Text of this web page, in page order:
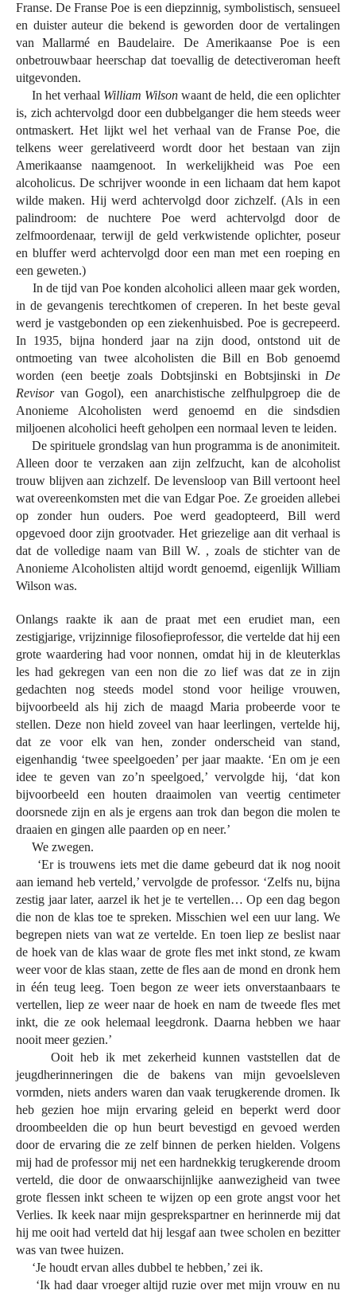
Franse. De Franse Poe is een diepzinnig, symbolistisch, sensueel
en duister auteur die bekend is geworden door de vertalingen
van Mallarmé en Baudelaire. De Amerikaanse Poe is een
onbetrouwbaar heerschap dat toevallig de detectiveroman heeft
uitgevonden.
In het verhaal William Wilson waant de held, die een oplichter
is, zich achtervolgd door een dubbelganger die hem steeds weer
ontmaskert. Het lijkt wel het verhaal van de Franse Poe, die
telkens weer gerelativeerd wordt door het bestaan van zijn
Amerikaanse naamgenoot. In werkelijkheid was Poe een
alcoholicus. De schrijver woonde in een lichaam dat hem kapot
wilde maken. Hij werd achtervolgd door zichzelf. (Als in een
palindroom: de nuchtere Poe werd achtervolgd door de
zelfmoordenaar, terwijl de geld verkwistende oplichter, poseur
en bluffer werd achtervolgd door een man met een roeping en
een geweten.)
In de tijd van Poe konden alcoholici alleen maar gek worden,
in de gevangenis terechtkomen of creperen. In het beste geval
werd je vastgebonden op een ziekenhuisbed. Poe is gecrepeerd.
In 1935, bijna honderd jaar na zijn dood, ontstond uit de
ontmoeting van twee alcoholisten die Bill en Bob genoemd
worden (een beetje zoals Dobtsjinski en Bobtsjinski in De
Revisorvan Gogol), een anarchistische zelfhulpgroep die de
Anonieme Alcoholisten werd genoemd en die sindsdien
miljoenen alcoholici heeft geholpen een normaal leven te leiden.
De spirituele grondslag van hun programma is de anonimiteit.
Alleen door te verzaken aan zijn zelfzucht, kan de alcoholist
trouw blijven aan zichzelf. De levensloop van Bill vertoont heel
wat overeenkomsten met die van Edgar Poe. Ze groeiden allebei
op zonder hun ouders. Poe werd geadopteerd, Bill werd
opgevoed door zijn grootvader. Het griezelige aan dit verhaal is
dat de volledige naam van Bill W. , zoals de stichter van de
Anonieme Alcoholisten altijd wordt genoemd, eigenlijk William
Wilson was.
Onlangs raakte ik aan de praat met een erudiet man, een
zestigjarige, vrijzinnige filosofieprofessor, die vertelde dat hij een
grote waardering had voor nonnen, omdat hij in de kleuterklas
les had gekregen van een non die zo lief was dat ze in zijn
gedachten nog steeds model stond voor heilige vrouwen,
bijvoorbeeld als hij zich de maagd Maria probeerde voor te
stellen. Deze non hield zoveel van haar leerlingen, vertelde hij,
dat ze voor elk van hen, zonder onderscheid van stand,
eigenhandig ‘twee speelgoeden’ per jaar maakte. ‘En om je een
idee te geven van zo’n speelgoed,’ vervolgde hij, ‘dat kon
bijvoorbeeld een houten draaimolen van veertig centimeter
doorsnede zijn en als je ergens aan trok dan begon die molen te
draaien en gingen alle paarden op en neer.’
We zwegen.
‘Er is trouwens iets met die dame gebeurd dat ik nog nooit
aan iemand heb verteld,’ vervolgde de professor. ‘Zelfs nu, bijna
zestig jaar later, aarzel ik het je te vertellen… Op een dag begon
die non de klas toe te spreken. Misschien wel een uur lang. We
begrepen niets van wat ze vertelde. En toen liep ze beslist naar
de hoek van de klas waar de grote fles met inkt stond, ze kwam
weer voor de klas staan, zette de fles aan de mond en dronk hem
in één teug leeg. Toen begon ze weer iets onverstaanbaars te
vertellen, liep ze weer naar de hoek en nam de tweede fles met
inkt, die ze ook helemaal leegdronk. Daarna hebben we haar
nooit meer gezien.’
Ooit heb ik met zekerheid kunnen vaststellen dat de
jeugdherinneringen die de bakens van mijn gevoelsleven
vormden, niets anders waren dan vaak terugkerende dromen. Ik
heb gezien hoe mijn ervaring geleid en beperkt werd door
droombeelden die op hun beurt bevestigd en gevoed werden
door de ervaring die ze zelf binnen de perken hielden. Volgens
mij had de professor mij net een hardnekkig terugkerende droom
verteld, die door de onwaarschijnlijke aanwezigheid van twee
grote flessen inkt scheen te wijzen op een grote angst voor het
Verlies. Ik keek naar mijn gesprekspartner en herinnerde mij dat
hij me ooit had verteld dat hij lesgaf aan twee scholen en bezitter
was van twee huizen.
‘Je houdt ervan alles dubbel te hebben,’ zei ik.
‘Ik had daar vroeger altijd ruzie over met mijn vrouw en nu